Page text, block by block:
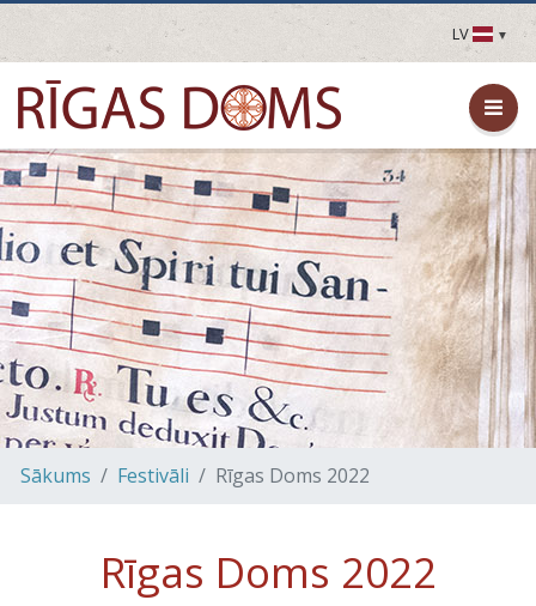
LV
LV
EN
DE
FR
UA
LT
EE
FI
Sākums Festivāli Rīgas Doms 2022
Rīgas Doms 2022